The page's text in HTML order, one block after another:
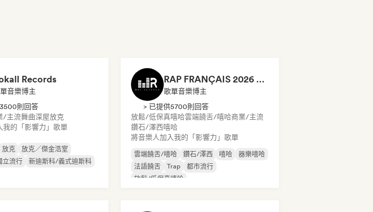
Records
音樂博主
則回答
/主流舞曲深屋放克
我的「影響力」歌單
放克
放克／傑金浩室
立流行
新迪斯科/義式迪斯科
RAP FRANÇAIS 2026 🔥🇫🇷 (Way Records)
歌單音樂博主
> 已提供5700則回答
放鬆/低保真嘻哈雲端饒舌/嘻哈商業/主流
鑽石/澤西嘻哈
將音樂人加入我的「影響力」歌單
雲端饒舌/嘻哈 鑽石/澤西 嘻哈
器樂嘻哈
法語饒舌
Trap
都市流行
放鬆/低保真嘻哈